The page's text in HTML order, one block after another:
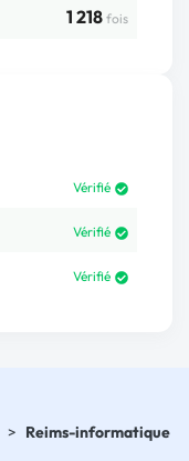
1 218 fois
Vérifié
Vérifié
Vérifié
> Reims-informatique